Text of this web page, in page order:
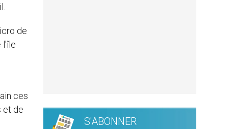
de
l'île
ces
et de
S'ABONNER